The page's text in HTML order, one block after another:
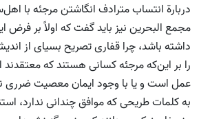
دربارة انتساب مترادف انگاشتن مرجئه با
مجمع البحرین نیز باید گفت که اولاً بر فرض
داشته باشد، چرا قفاری تصریح بسیای از
را بر این‌که مرجئه کسانی هستند که
عمل است و یا با وجود ایمان معصیت ضرری
به کلمات طریحی که موافق چندانی ندارد،